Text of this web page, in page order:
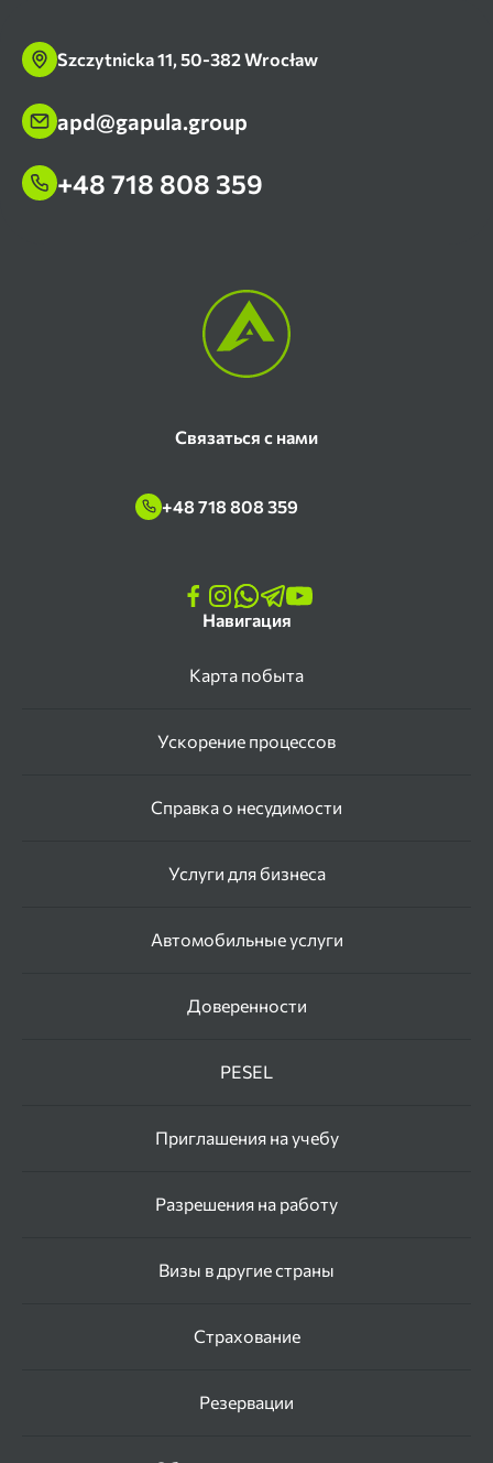
Szczytnicka 11, 50-382 Wrocław
apd@gapula.group
+48 718 808 359
Связаться с нами
+48 718 808 359
Навигация
Карта побыта
Услуги для бизнеса
PESEL
Визы в другие страны
Ускорение процессов
Автомобильные услуги
Приглашения на учебу
Страхование
Справка о несудимости
Доверенности
Разрешения на работу
Резервации